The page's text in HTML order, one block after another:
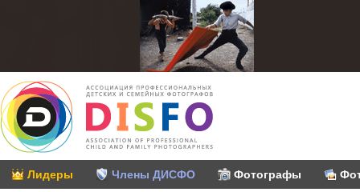
Лидеры Члены ДИСФО Фотографы